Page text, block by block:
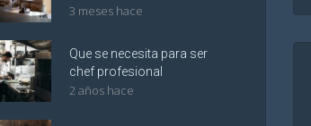
3 meses hace
Que se necesita para ser
chef profesional
2 años hace